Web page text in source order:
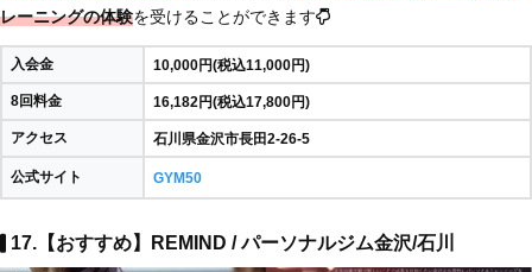
レーニングの体験を受けることができます
入会金 10,000円(税込11,000円)
8回料金 16,182円(税込17,800円)
アクセス 石川県金沢市長田2-26-5
公式サイト GYM50
17.【おすすめ】REMIND / パーソナルジム金沢/石川